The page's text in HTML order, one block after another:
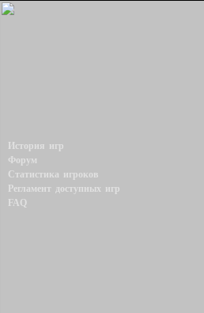
История игр
Форум
Статистика игроков
Регламент доступных игр
FAQ